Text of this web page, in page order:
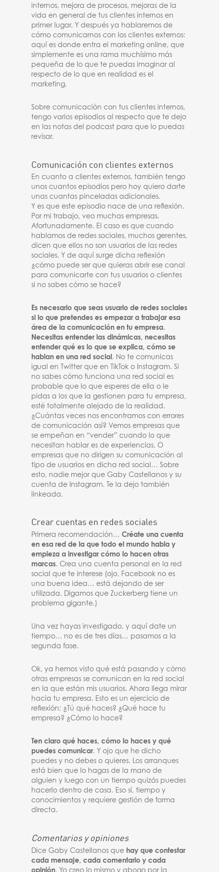
internos, mejora de procesos, mejoras de la
vida en general de tus clientes internos en
primer lugar. Y después ya hablaremos de
cómo comunicarnos con los clientes externos:
aquí es donde entra el marketing online, que
simplemente es una rama muchísimo más
pequeña de lo que te puedas imaginar al
respecto de lo que en realidad es el
marketing.
Sobre comunicación con tus clientes internos,
tengo varios episodios al respecto que te dejo
en las notas del podcast para que lo puedas
revisar.
Comunicación con clientes externos
En cuanto a clientes externos, también tengo
unos cuantos episodios pero hoy quiero darte
unas cuantas pinceladas adicionales.
Y es que este episodio nace de una reflexión.
Por mi trabajo, veo muchas empresas.
Afortunadamente. El caso es que cuando
hablamos de redes sociales, muchos gerentes,
dicen que ellos no son usuarios de las redes
sociales. Y de aquí surge dicha reflexión
¿cómo puede ser que quieras abrir ese canal
para comunicarte con tus usuarios o clientes
si no sabes cómo se hace?
Es necesario que seas usuario de redes sociales
si lo que pretendes es empezar a trabajar esa
área de la comunicación en tu empresa.
Necesitas entender las dinámicas, necesitas
entender qué es lo que se explica, cómo se
hablan en una red social . No te comunicas
igual en Twitter que en TikTok o Instagram. Si
no sabes cómo funciona una red social es
probable que lo que esperes de ella o le
pidas a los que la gestionen para tu empresa,
esté totalmente alejado de la realidad.
¿Cuántas veces nos encontramos con errores
de comunicación así? Vemos empresas que
se empeñan en “vender” cuando lo que
necesitan hablar es de experiencias. O
empresas que no dirigen su comunicación al
tipo de usuarios en dicha red social… Sobre
esto, nadie mejor que Gaby Castellanos y su
cuenta de Instagram. Te la dejo también
linkeada.
Crear cuentas en redes sociales
Primera recomendación…Créate una cuenta
en esa red de la que todo el mundo habla y
empieza a investigar cómo lo hacen otras
marcas. Crea una cuenta personal en la red
social que te interese (ojo, Facebook no es
una buena idea… está dejando de ser
utilizada. Digamos que Zuckerberg tiene un
problema gigante.)
Una vez hayas investigado, y aquí date un
tiempo… no es de tres días… pasamos a la
segunda fase.
Ok, ya hemos visto qué está pasando y cómo
otras empresas se comunican en la red social
en la que están mis usuarios. Ahora llega mirar
hacia tu empresa. Esto es un ejercicio de
reflexión: ¿Tú qué haces? ¿Qué hace tu
empresa? ¿Cómo lo hace?
Ten claro qué haces, cómo lo haces y qué
puedes comunicar. Y ojo que he dicho
puedes y no debes o quieres. Los arranques
está bien que lo hagas de la mano de
alguien y luego con un tiempo quizás puedes
hacerlo dentro de casa. Eso sí, tiempo y
conocimientos y requiere gestión de forma
directa.
Comentarios y opiniones
Dice Gaby Castellanos que hay que contestar
cada mensaje, cada comentario y cada
opinión. Yo creo lo mismo y abogo por la